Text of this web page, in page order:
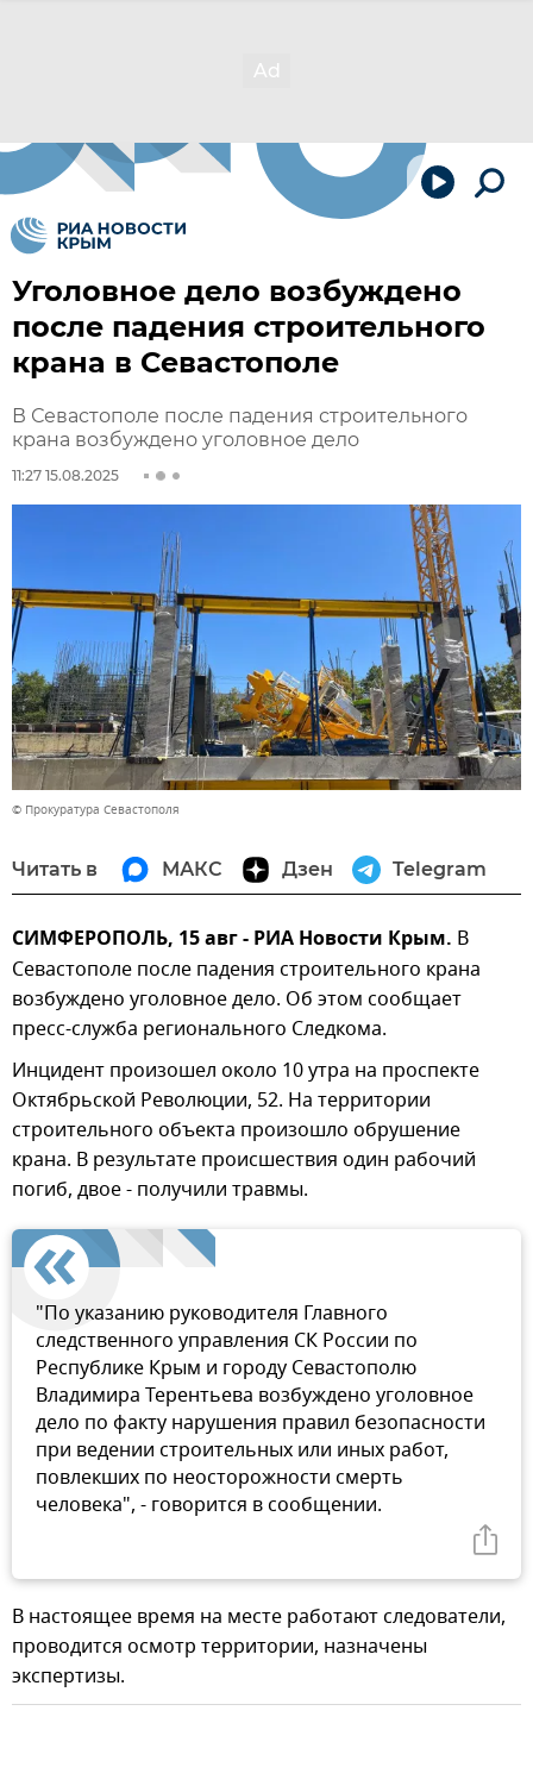
Уголовное дело возбуждено
после падения строительного
крана в Севастополе
В Севастополе после падения строительного
крана возбуждено уголовное дело
11:27 15.08.2025
© Прокуратура Севастополя
Читать в МАКС Дзен Telegram
СИМФЕРОПОЛЬ, 15 авг - РИА Новости Крым. В
Севастополе после падения строительного крана
возбуждено уголовное дело. Об этом сообщает
пресс-служба регионального Следкома.
Инцидент произошел около 10 утра на проспекте
Октябрьской Революции, 52. На территории
строительного объекта произошло обрушение
крана. В результате происшествия один рабочий
погиб, двое - получили травмы.
"По указанию руководителя Главного
следственного управления СК России по
Республике Крым и городу Севастополю
Владимира Терентьева возбуждено уголовное
дело по факту нарушения правил безопасности
при ведении строительных или иных работ,
повлекших по неосторожности смерть
человека", - говорится в сообщении.
️В настоящее время на месте работают следователи,
проводится осмотр территории, назначены
экспертизы.